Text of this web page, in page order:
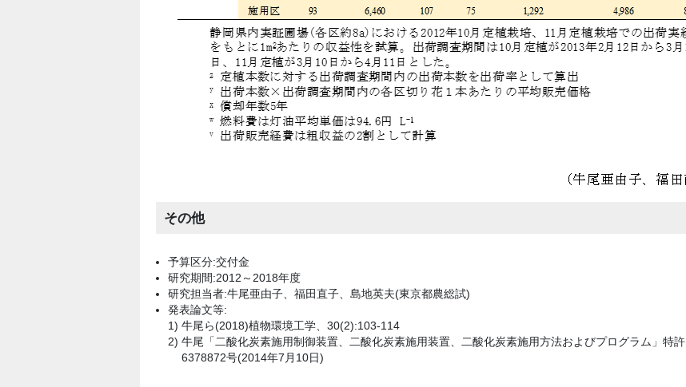
その他
予算区分:交付金
研究期間:2012～2018年度
研究担当者:牛尾亜由子、福田直子、島地英夫(東京都農総試)
発表論文等:
牛尾ら(2018)植物環境工学、30(2):103-114
牛尾「二酸化炭素施用制御装置、二酸化炭素施用装置、二酸化炭素施用方法およびプログラム」特許
6378872号(2014年7月10日)